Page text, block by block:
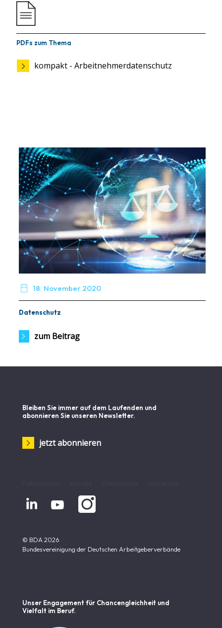
PDFs zum Thema
kompakt - Arbeitnehmerdatenschutz
 18. November 2020
Datenschutz
zum Beitrag
Bleiben Sie immer auf dem Laufenden und
abonnieren Sie unseren Newsletter.
jetzt abonnieren
 
© BDA 2026
Bundesvereinigung der Deutschen Arbeitgeberverbände
Unser Engagement für Chancen­gleichheit und
Vielfalt im Beruf.